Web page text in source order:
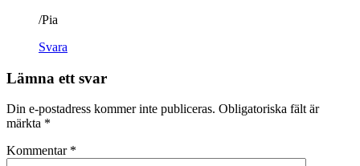
/Pia
Svara
Lämna ett svar
Din e-postadress kommer inte publiceras. Obligatoriska fält är
märkta *
Kommentar *